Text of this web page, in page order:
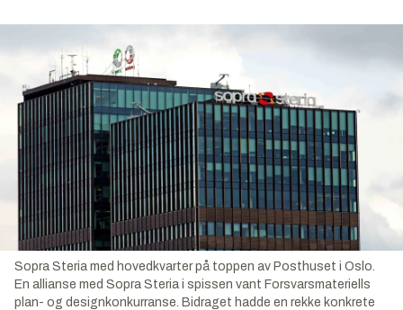
Sopra Steria med hovedkvarter på toppen av Posthuset i Oslo.
En allianse med Sopra Steria i spissen vant Forsvarsmateriells
plan- og designkonkurranse. Bidraget hadde en rekke konkrete